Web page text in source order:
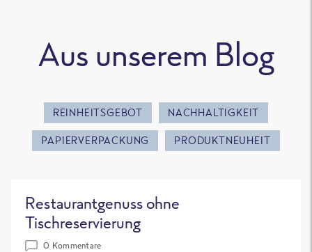
Aus unserem Blog
REINHEITSGEBOT NACHHALTIGKEIT
PAPIERVERPACKUNG PRODUKTNEUHEIT
Restaurantgenuss ohne
Tischreservierung
0 Kommentare